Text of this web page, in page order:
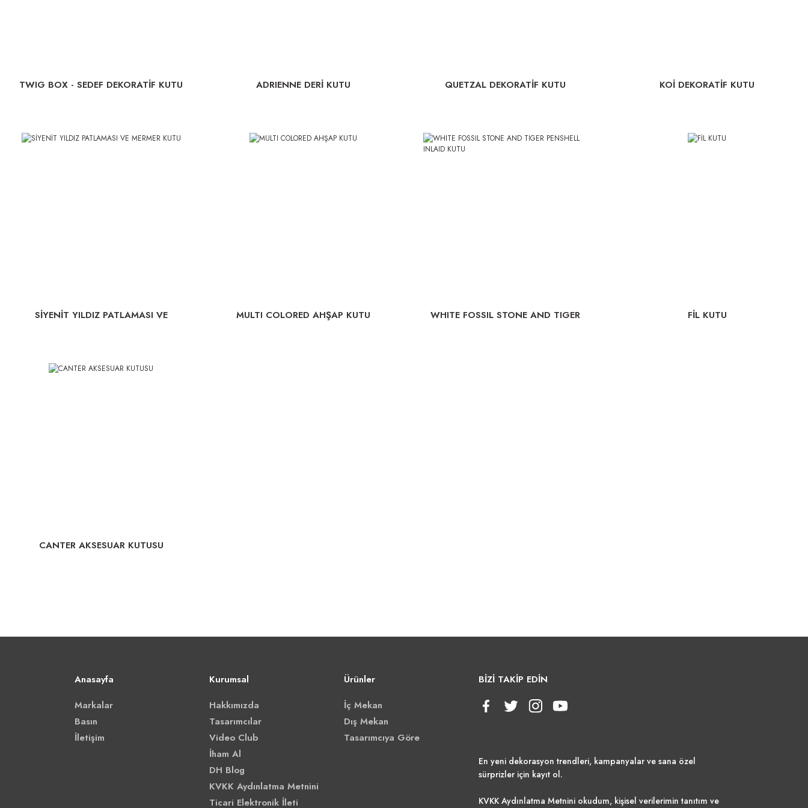
TWIG BOX - SEDEF DEKORATİF KUTU ADRIENNE DERİ KUTU QUETZAL DEKORATİF KUTU KOİ DEKORATİF KUTU
SİYENİT YILDIZ PATLAMASI VE
MULTI COLORED AHŞAP KUTU
WHITE FOSSIL STONE AND TIGER
FİL KUTU
CANTER AKSESUAR KUTUSU
Anasayfa
Markalar
Basın
İletişim
Kurumsal
Hakkımızda
Tasarımcılar
Video Club
İham Al
DH Blog
KVKK Aydınlatma Metnini
Ticari Elektronik İleti
Ürünler
İç Mekan
Dış Mekan
Tasarımcıya Göre
BİZİ TAKİP EDİN
En yeni dekorasyon trendleri, kampanyalar ve sana özel
sürprizler için kayıt ol.
KVKK Aydınlatma Metnini okudum, kişisel verilerimin tanıtım ve